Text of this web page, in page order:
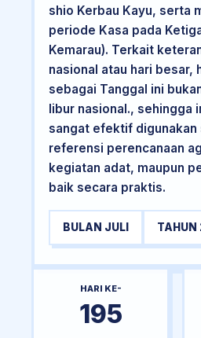
shio Kerbau Kayu, serta
periode Kasa pada
Kemarau). Terkait
nasional atau hari besar,
sebagai Tanggal ini
libur nasional., sehingga
sangat efektif digunakan
referensi perencanaan
kegiatan adat, maupun
baik secara praktis.
BULAN JULI TAHUN
HARI KE-
195